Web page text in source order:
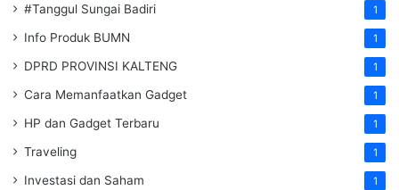
#Tanggul Sungai Badiri 1
Info Produk BUMN 1
DPRD PROVINSI KALTENG 1
Cara Memanfaatkan Gadget 1
HP dan Gadget Terbaru 1
Traveling 1
Investasi dan Saham 1